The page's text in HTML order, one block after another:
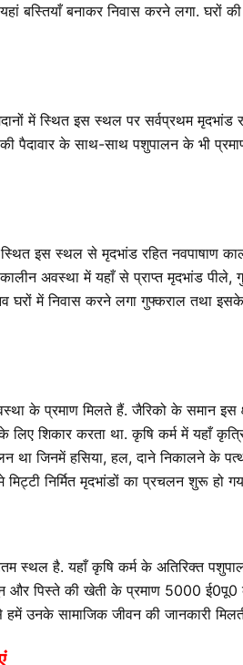
बस्तियाँ बनाकर निवास करने लगा. घरों
में स्थित इस स्थल पर सर्वप्रथम
की पैदावार के साथ-साथ पशुपालन के भी
इस स्थल से मृदभांड रहित नवपाषाण
कालीन अवस्था में यहाँ से प्राप्त मृदभांड
घरों में निवास करने लगा गुफ्कराल तथा
के प्रमाण मिलते हैं. जैरिको के समान
शिकार करता था. कृषि कर्म में यहाँ
था जिनमें हसिया, हल, दाने निकालने के
निर्मित मृदभांडों का प्रचलन शुरू हो
स्थल है. यहाँ कृषि कर्म के अतिरिक्त
और पिस्ते की खेती के प्रमाण 5000
उनके सामाजिक जीवन की जानकारी